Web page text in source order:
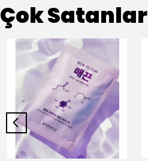
Çok Satanlar